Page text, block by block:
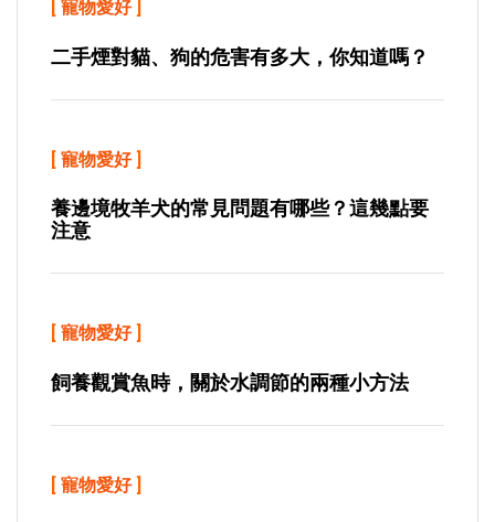
寵物愛好]
二手煙對貓、狗的危害有多大，你知道嗎？
[ 寵物愛好]
養邊境牧羊犬的常見問題有哪些？這幾點要
注意
[ 寵物愛好]
飼養觀賞魚時，關於水調節的兩種小方法
[ 寵物愛好]